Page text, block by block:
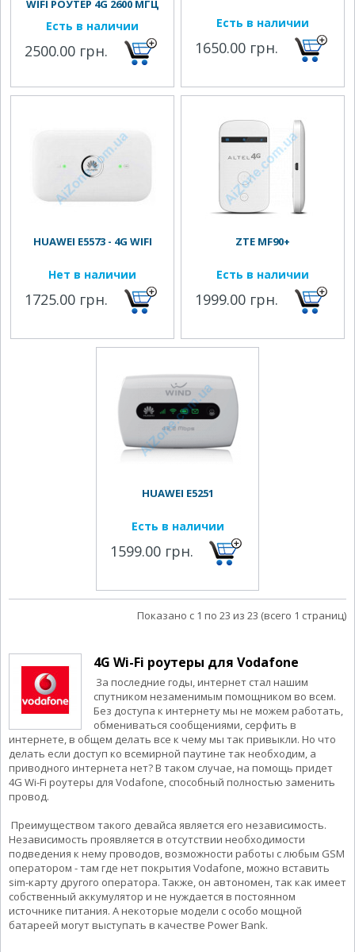
WIFI РОУТЕР 4G 2600 МГЦ
Есть в наличии
2500.00 грн.
Есть в наличии
1650.00 грн.
HUAWEI E5573 - 4G WIFI
Нет в наличии
1725.00 грн.
ZTE MF90+
Есть в наличии
1999.00 грн.
HUAWEI E5251
Есть в наличии
1599.00 грн.
Показано с 1 по 23 из 23 (всего 1 страниц)
4G Wi-Fi роутеры для Vodafone
За последние годы, интернет стал нашим
спутником незаменимым помощником во всем.
Без доступа к интернету мы не можем работать,
обмениваться сообщениями, серфить в
интернете, в общем делать все к чему мы так привыкли. Но что
делать если доступ ко всемирной паутине так необходим, а
приводного интернета нет? В таком случае, на помощь придет
4G Wi-Fi роутеры для Vodafone, способный полностью заменить
провод.
Преимуществом такого девайса является его независимость.
Независимость проявляется в отсутствии необходимости
подведения к нему проводов, возможности работы с любым GSM
оператором - там где нет покрытия Vodafone, можно вставить
sim-карту другого оператора. Также, он автономен, так как имеет
собственный аккумулятор и не нуждается в постоянном
источнике питания. А некоторые модели с особо мощной
батареей могут выступать в качестве Power Bank.